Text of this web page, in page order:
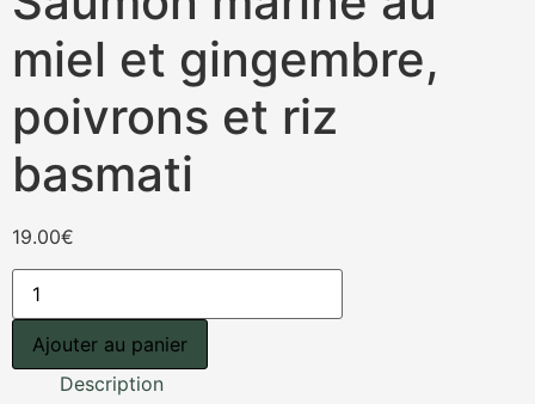
miel et gingembre,
poivrons et riz
basmati
19.00€
Ajouter au panier
Description